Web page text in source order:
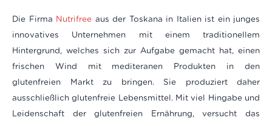
Die Firma Nutrifree aus der Toskana in Italien ist ein junges
innovatives Unternehmen mit einem traditionellem
Hintergrund, welches sich zur Aufgabe gemacht hat, einen
frischen Wind mit mediteranen Produkten in den
glutenfreien Markt zu bringen. Sie produziert daher
ausschließlich glutenfreie Lebensmittel. Mit viel Hingabe und
Leidenschaft der glutenfreien Ernährung, versucht das